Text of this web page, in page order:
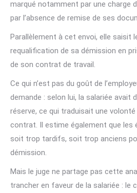
marqué notamment par une charge
par l’absence de remise de ses
Parallèlement à cet envoi, elle saisit
requalification de sa démission en
de son contrat de travail.
Ce qui n’est pas du goût de
demande : selon lui, la salariée avait
réserve, ce qui traduisait une
contrat. Il estime également que les
soit trop tardifs, soit trop anciens
démission.
Mais le juge ne partage pas cette
trancher en faveur de la salariée : le